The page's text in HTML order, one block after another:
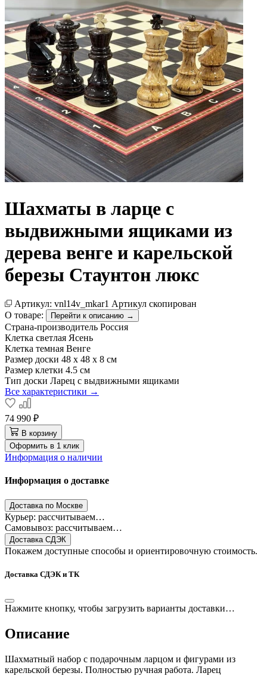
Шахматы в ларце с
выдвижными ящиками из
дерева венге и карельской
березы Стаунтон люкс
Артикул: vnl14v_mkar1 Артикул скопирован
О товаре:
Перейти к описанию →
Страна-производитель Россия
Клетка светлая Ясень
Клетка темная Венге
Размер доски 48 х 48 х 8 см
Размер клетки 4.5 см
Тип доски Ларец с выдвижными ящиками
Все характеристики →
74 990 ₽
В корзину
Оформить в 1 клик
Информация о наличии
Информация о доставке
Доставка по Москве
Курьер: рассчитываем…
Самовывоз: рассчитываем…
Доставка СДЭК
Покажем доступные способы и ориентировочную стоимость.
Доставка СДЭК и ТК
Нажмите кнопку, чтобы загрузить варианты доставки…
Описание
​Шахматный набор с подарочным ларцом и фигурами из
карельской березы. Полностью ручная работа. Ларец